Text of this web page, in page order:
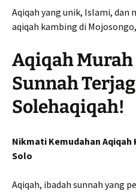
Aqiqah yang unik, Islami, dan
aqiqah kambing di
Aqiqah
Sunnah
Solehaqiqah!
Nikmati Kemudahan
Solo
Aqiqah, ibadah sunnah yang